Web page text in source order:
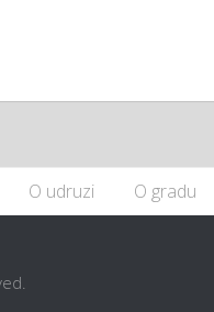
O udruzi O gradu